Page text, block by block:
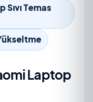
Temas
Laptop